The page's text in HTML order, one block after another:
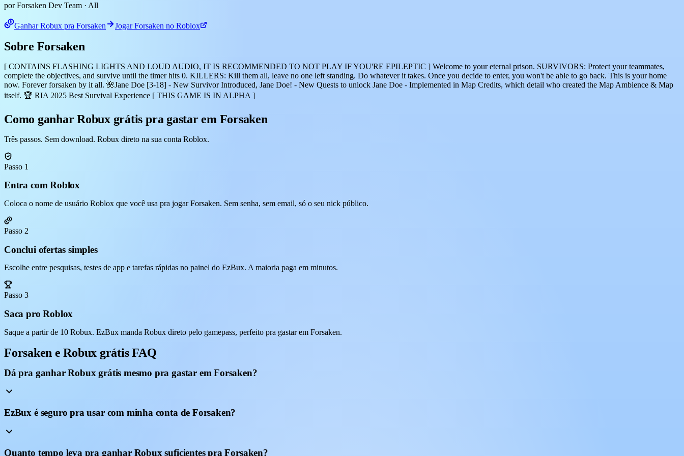
por Forsaken Dev Team · All
Ganhar Robux pra Forsaken Jogar Forsaken no Roblox
Sobre Forsaken
[ CONTAINS FLASHING LIGHTS AND LOUD AUDIO, IT IS RECOMMENDED TO NOT PLAY IF YOU'RE EPILEPTIC ] Welcome to your eternal prison. SURVIVORS: Protect your teammates,
complete the objectives, and survive until the timer hits 0. KILLERS: Kill them all, leave no one left standing. Do whatever it takes. Once you decide to enter, you won't be able to go back. This is your home
now. Forever forsaken by it all. 🌺Jane Doe [3-18] - New Survivor Introduced, Jane Doe! - New Quests to unlock Jane Doe - Implemented in Map Credits, which detail who created the Map Ambience & Map
itself. 🏆 RIA 2025 Best Survival Experience [ THIS GAME IS IN ALPHA ]
Como ganhar Robux grátis pra gastar em Forsaken
Três passos. Sem download. Robux direto na sua conta Roblox.
Passo 1
Entra com Roblox
Coloca o nome de usuário Roblox que você usa pra jogar Forsaken. Sem senha, sem email, só o seu nick público.
Passo 2
Conclui ofertas simples
Escolhe entre pesquisas, testes de app e tarefas rápidas no painel do EzBux. A maioria paga em minutos.
Passo 3
Saca pro Roblox
Saque a partir de 10 Robux. EzBux manda Robux direto pelo gamepass, perfeito pra gastar em Forsaken.
Forsaken e Robux grátis FAQ
Dá pra ganhar Robux grátis mesmo pra gastar em Forsaken?
EzBux é seguro pra usar com minha conta de Forsaken?
Quanto tempo leva pra ganhar Robux suficientes pra Forsaken?